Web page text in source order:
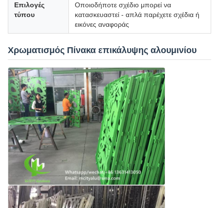
Επιλογές
τύπου
Οποιοδήποτε σχέδιο μπορεί να
κατασκευαστεί - απλά παρέχετε σχέδια ή
εικόνες αναφοράς
Χρωματισμός Πίνακα επικάλυψης αλουμινίου